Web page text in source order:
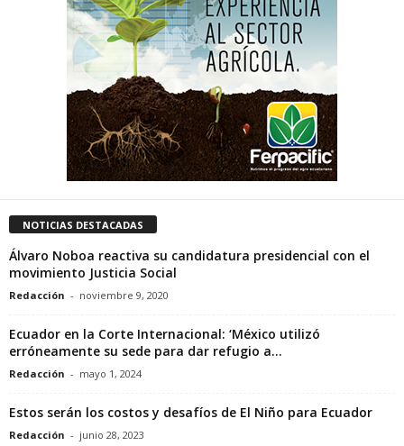
NOTICIAS DESTACADAS
Álvaro Noboa reactiva su candidatura presidencial con el
movimiento Justicia Social
Redacción - noviembre 9, 2020
Ecuador en la Corte Internacional: ‘México utilizó
erróneamente su sede para dar refugio a...
Redacción - mayo 1, 2024
Estos serán los costos y desafíos de El Niño para Ecuador
Redacción - junio 28, 2023